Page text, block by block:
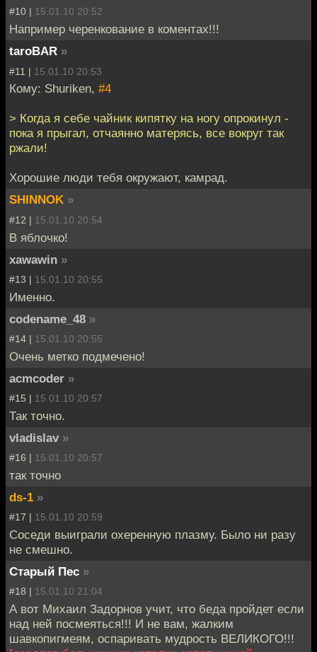
#10 | 15.01.10 20:52
Например черенкование в коментах!!!
taroBAR »
#11 | 15.01.10 20:53
Кому: Shuriken, #4
> Когда я себе чайник кипятку на ногу опрокинул -
пока я прыгал, отчаянно матерясь, все вокруг так
ржали!
Хорошие люди тебя окружают, камрад.
SHINNOK »
#12 | 15.01.10 20:54
В яблочко!
xawawin »
#13 | 15.01.10 20:55
Именно.
codename_48 »
#14 | 15.01.10 20:55
Очень метко подмечено!
acmcoder »
#15 | 15.01.10 20:57
Так точно.
vladislav »
#16 | 15.01.10 20:57
так точно
ds-1 »
#17 | 15.01.10 20:59
Соседи выиграли охеренную плазму. Было ни разу
не смешно.
Старый Пес »
#18 | 15.01.10 21:04
А вот Михаил Задорнов учит, что беда пройдет если
над ней посмеяться!!! И не вам, жалким
шавкопигмеям, оспаривать мудрость ВЕЛИКОГО!!!